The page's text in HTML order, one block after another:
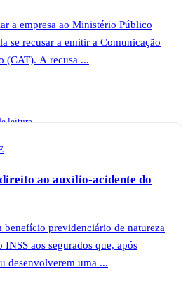
a empresa ao Ministério Público
se recusar a emitir a Comunicação
(CAT). A recusa ...
leitura
direito ao auxílio-acidente do
benefício previdenciário de natureza
aos segurados que, após
desenvolverem uma ...